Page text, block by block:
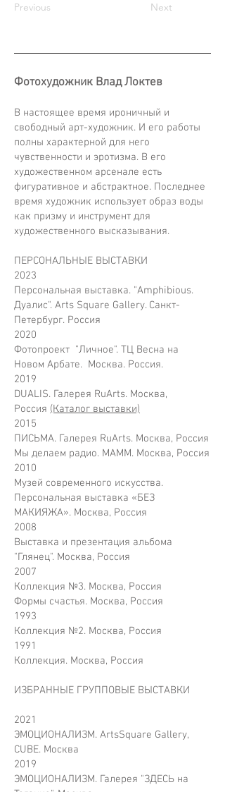
Previous Next
Фотохудожник Влад Локтев
В настоящее время ироничный и
свободный арт-художник. И его работы
полны характерной для него
чувственности и эротизма. В его
художественном арсенале есть
фигуративное и абстрактное. Последнее
время художник использует образ воды
как призму и инструмент для
художественного высказывания.
ПЕРСОНАЛЬНЫЕ ВЫСТАВКИ
2023
Персональная выставка. "Amphibious.
Дуалис". Arts Square Gallery. Санкт-
Петербург. Россия
2020
Фотопроект "Личное". ТЦ Весна на
Новом Арбате. Москва. Россия.
2019
DUALIS. Галерея RuArts. Москва,
Россия (Каталог выставки)
2015
ПИСЬМА. Галерея RuArts. Москва, Россия
Мы делаем радио. МАММ. Москва, Россия
2010
Музей современного искусства.
Персональная выставка «БЕЗ
МАКИЯЖА». Москва, Россия
2008
Выставка и презентация альбома
"Глянец". Москва, Россия
2007
Коллекция №3. Москва, Россия
Формы счастья. Москва, Россия
1993
Коллекция №2. Москва, Россия
1991
Коллекция. Москва, Россия
ИЗБРАННЫЕ ГРУППОВЫЕ ВЫСТАВКИ
2021
ЭМОЦИОНАЛИЗМ. ArtsSquare Gallery,
CUBE. Москва
2019
ЭМОЦИОНАЛИЗМ. Галерея "ЗДЕСЬ на